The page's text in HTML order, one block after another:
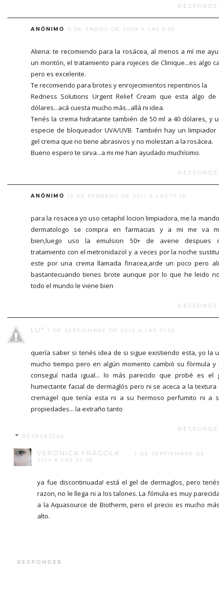
ANÓNIMO 9 DE ENERO DE 2009 A LAS 5:30
Aliena: te recomiendo para la rosácea, al menos a mí me
un montón, el tratamiento para rojeces de Clinique...es algo
pero es excelente.
Te recomiendo para brotes y enrojecimientos repentinos la
Redness Solutions Urgent Relief Cream que esta algo de
dólares...acá cuesta mucho más...allá ni idea.
Tenés la crema hidratante también de 50 ml a 40 dólares, y
especie de bloqueador UVA/UVB. También hay un limpiador
gel crema que no tiene abrasivos y no molestan a la rosácea.
Bueno espero te sirva...a mi me han ayudado muchísimo.
ANÓNIMO 13 DE FEBRERO DE 2011 A LAS 17:56
para la rosacea yo uso cetaphil locion limpiadora, me la
dermatologo se compra en farmacias y a mi me va
bien,luego uso la emulsion 50+ de avene despues
tratamiento con el metronidazol y a veces por la noche
este por una crema llamada finacea,arde un poco pero
bastantecuando tienes brote aunque por lo que he leido
todo el mundo le viene bien
LU* 1 DE SEPTIEMBRE DE 2014 A LAS 21:53
quería saber si tenés idea de si sigue existiendo esta, yo la
mucho tiempo pero en algún momento cambiò su fòrmula y
conseguí nada igual... lo más parecido que probé es el
humectante facial de dermaglós pero ni se aceca a la textura
cremagel que tenía esta ni a su hermoso perfumito ni a
propiedades... la extraño tanto
RESPUESTAS
VERÓNICA FRÁGOLA
1 DE SEPTIEMBRE DE
2014 A LAS 22:06
ya fue discontinuada! está el gel de dermaglos, pero
razon, no le llega ni a los talones. La fómula es muy
a la Aquasource de Biotherm, pero el precio es mucho
alto.
RESPONDER